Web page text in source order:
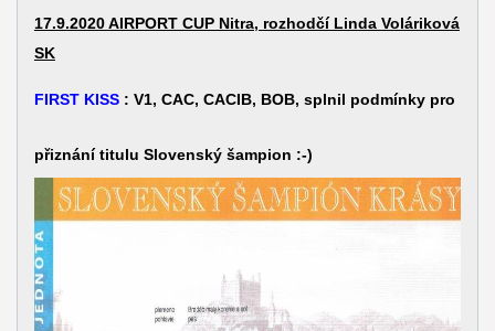
17.9.2020 AIRPORT CUP Nitra, rozhodčí Linda Voláriková
SK
FIRST KISS : V1, CAC, CACIB, BOB, splnil podmínky pro
přiznání titulu Slovenský šampion :-)